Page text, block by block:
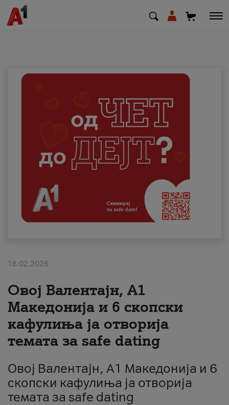
Деловни
Поддршка
Надополни кредит
Плати сметка
#ПодобарОнлајн
16.02.2026
Овој Валентајн, A1
Македонија и 6 скопски
кафулиња ја отворија
темата за safe dating
Овој Валентајн, A1 Македонија и 6
скопски кафулиња ја отворија
темата за safe dating